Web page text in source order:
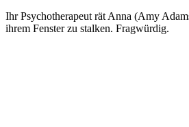
Ihr Psychotherapeut rät Anna (Amy
ihrem Fenster zu stalken. Fragwürdig.